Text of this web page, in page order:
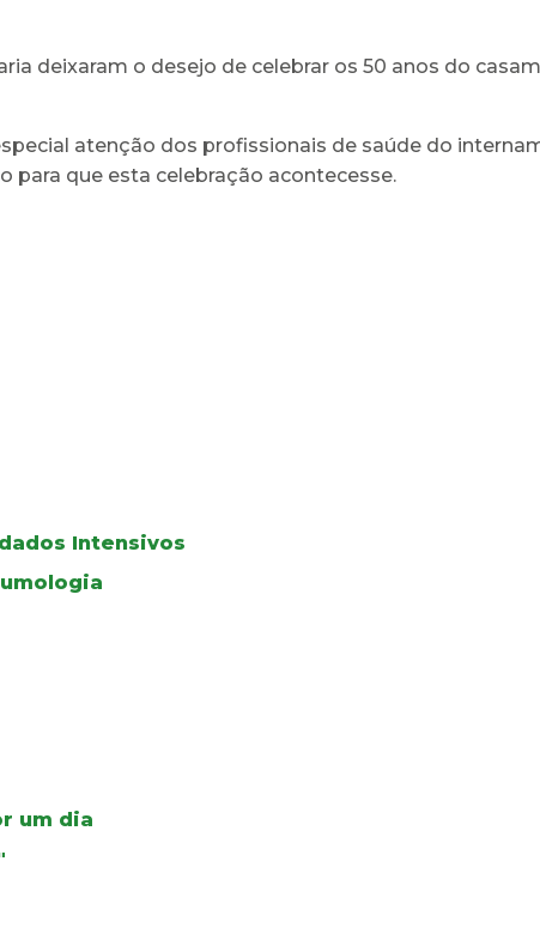
deixaram o desejo de celebrar os 50 anos do
atenção dos profissionais de saúde do
para que esta celebração acontecesse.
Intensivos
um dia